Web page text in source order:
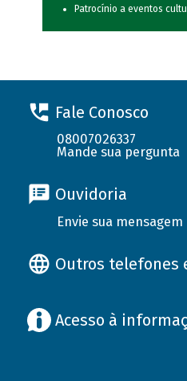
Patrocínio a eventos
Fale Conosco
08007026337
Mande sua pergunta
Ouvidoria
Envie sua mensagem
Outros telefones
Acesso à